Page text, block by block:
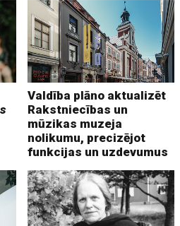
Valdība plāno aktualizēt
Rakstniecības un
mūzikas muzeja
nolikumu, precizējot
funkcijas un uzdevumus